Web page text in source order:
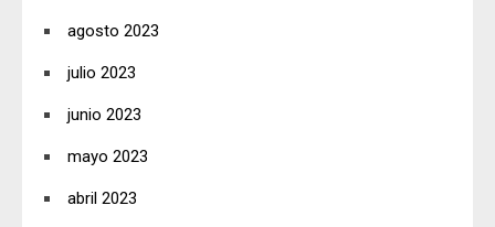
agosto 2023
julio 2023
junio 2023
mayo 2023
abril 2023